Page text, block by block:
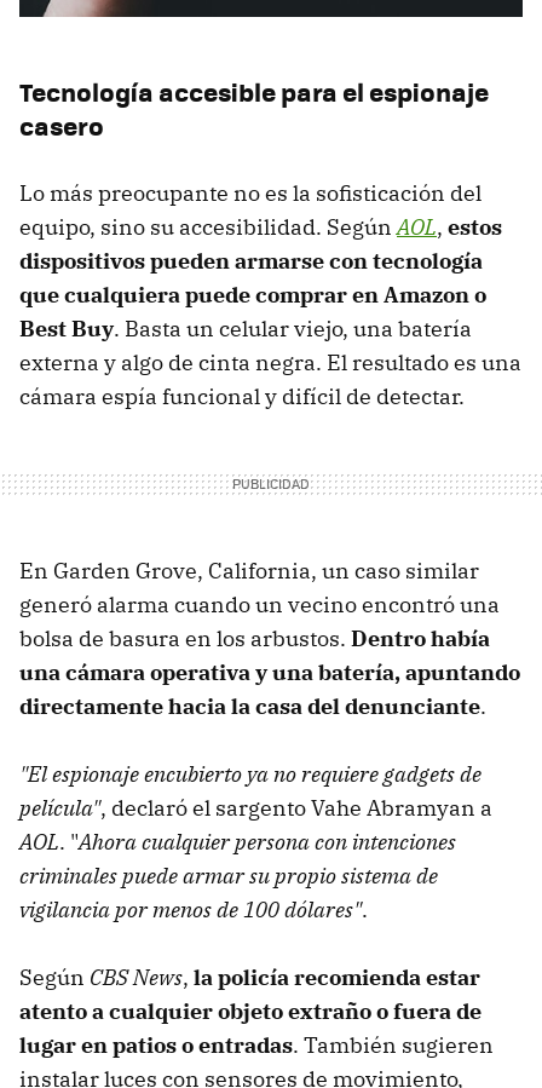
Tecnología accesible para el espionaje
casero
Lo más preocupante no es la sofisticación del
equipo, sino su accesibilidad. SegúnAOL, estos
dispositivos pueden armarse con tecnología
que cualquiera puede comprar en Amazon o
Best Buy. Basta un celular viejo, una batería
externa y algo de cinta negra. El resultado es una
cámara espía funcional y difícil de detectar.
En Garden Grove, California, un caso similar
generó alarma cuando un vecino encontró una
bolsa de basura en los arbustos. Dentro había
una cámara operativa y una batería, apuntando
directamente hacia la casa del denunciante.
"El espionaje encubierto ya no requiere gadgets de
película", declaró el sargento Vahe Abramyan a
AOL. "Ahora cualquier persona con intenciones
criminales puede armar su propio sistema de
vigilancia por menos de 100 dólares".
Según CBS News, la policía recomienda estar
atento a cualquier objeto extraño o fuera de
lugar en patios o entradas. También sugieren
instalar luces con sensores de movimiento,